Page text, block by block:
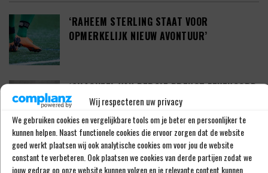
Wij respecteren uw privacy
We gebruiken cookies en vergelijkbare tools om je beter en persoonlijker te
kunnen helpen. Naast functionele cookies die ervoor zorgen dat de website
goed werkt plaatsen wij ook analytische cookies om voor jou de website
constant te verbeteren. Ook plaatsen we cookies van derde partijen zodat we
jouw gedrag op onze website kunnen volgen en je relevante content kunnen
‘RAHEEM STERLING STAAT VOOR
OPMERKELIJK NIEUW AVONTUUR’
‘SHAQUEEL VAN PERSIE BRENGT FEYENOORD
IETS EXTRA’S’
DEFINITIEF: IN-BEOM HWANG ZET LOOPBAAN
VOORT BIJ FC PORTO